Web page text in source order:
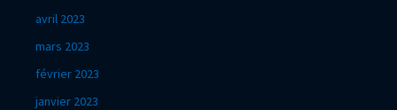
avril 2023
mars 2023
février 2023
janvier 2023